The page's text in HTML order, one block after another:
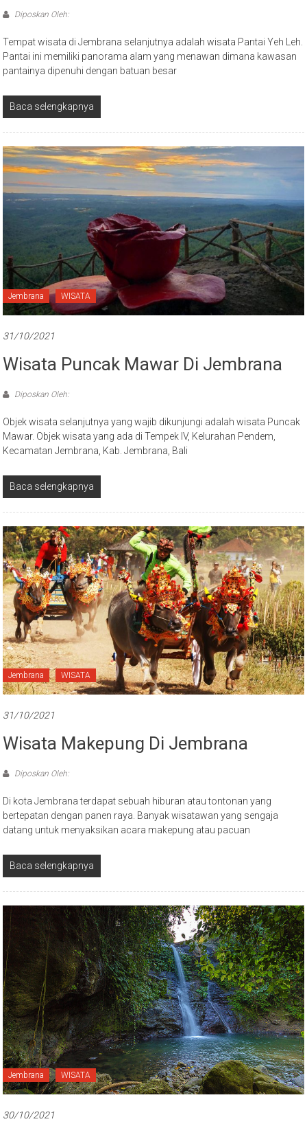
Diposkan Oleh:
Tempat wisata di Jembrana selanjutnya adalah wisata Pantai Yeh Leh.
Pantai ini memiliki panorama alam yang menawan dimana kawasan
pantainya dipenuhi dengan batuan besar
Baca selengkapnya
Jembrana WISATA
31/10/2021
Wisata Puncak Mawar Di Jembrana
Diposkan Oleh:
Objek wisata selanjutnya yang wajib dikunjungi adalah wisata Puncak
Mawar. Objek wisata yang ada di Tempek IV, Kelurahan Pendem,
Kecamatan Jembrana, Kab. Jembrana, Bali
Baca selengkapnya
Jembrana WISATA
31/10/2021
Wisata Makepung Di Jembrana
Diposkan Oleh:
Di kota Jembrana terdapat sebuah hiburan atau tontonan yang
bertepatan dengan panen raya. Banyak wisatawan yang sengaja
datang untuk menyaksikan acara makepung atau pacuan
Baca selengkapnya
Jembrana WISATA
30/10/2021